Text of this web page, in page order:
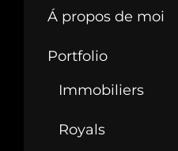
Á propos de moi
Portfolio
Immobiliers
Royals